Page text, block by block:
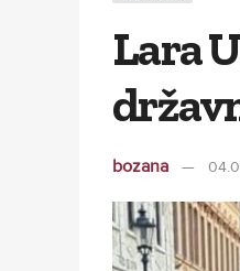
Lara
bozana